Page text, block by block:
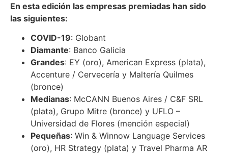
En esta edición las empresas premiadas han sido
las siguientes:
COVID-19: Globant
Diamante: Banco Galicia
Grandes: EY (oro), American Express (plata),
Accenture / Cervecería y Maltería Quilmes
(bronce)
Medianas: McCANN Buenos Aires / C&F SRL
(plata), Grupo Mitre (bronce) y UFLO –
Universidad de Flores (mención especial)
Pequeñas: Win & Winnow Language Services
(oro), HR Strategy (plata) y Travel Pharma AR